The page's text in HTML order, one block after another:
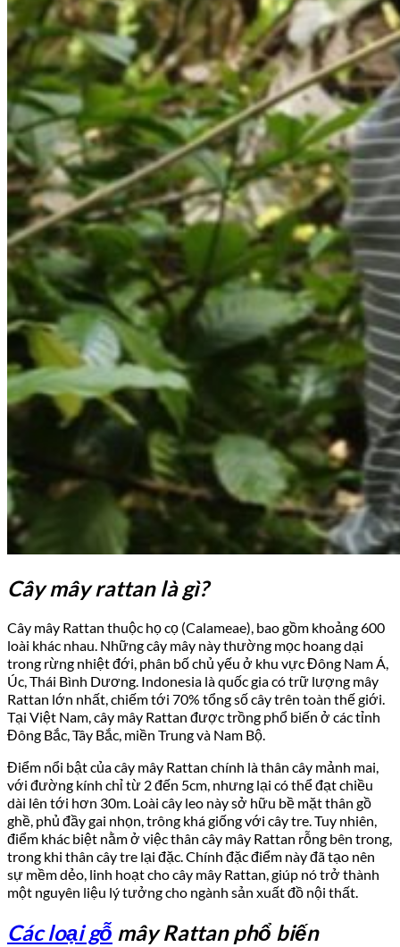
Cây mây rattan là gì?
Cây mây Rattan thuộc họ cọ (Calameae), bao gồm khoảng 600
loài khác nhau. Những cây mây này thường mọc hoang dại
trong rừng nhiệt đới, phân bố chủ yếu ở khu vực Đông Nam Á,
Úc, Thái Bình Dương. Indonesia là quốc gia có trữ lượng mây
Rattan lớn nhất, chiếm tới 70% tổng số cây trên toàn thế giới.
Tại Việt Nam, cây mây Rattan được trồng phổ biến ở các tỉnh
Đông Bắc, Tây Bắc, miền Trung và Nam Bộ.
Điểm nổi bật của cây mây Rattan chính là thân cây mảnh mai,
với đường kính chỉ từ 2 đến 5cm, nhưng lại có thể đạt chiều
dài lên tới hơn 30m. Loài cây leo này sở hữu bề mặt thân gồ
ghề, phủ đầy gai nhọn, trông khá giống với cây tre. Tuy nhiên,
điểm khác biệt nằm ở việc thân cây mây Rattan rỗng bên trong,
trong khi thân cây tre lại đặc. Chính đặc điểm này đã tạo nên
sự mềm dẻo, linh hoạt cho cây mây Rattan, giúp nó trở thành
một nguyên liệu lý tưởng cho ngành sản xuất đồ nội thất.
Các loại gỗ mây Rattan phổ biến